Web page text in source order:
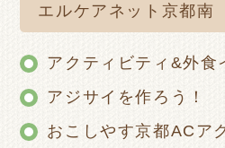
エルケアネット京都南
アクティビティ&外食
アジサイを作ろう！
おこしやす京都ACア